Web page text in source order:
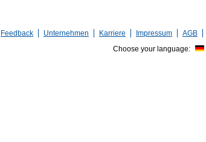
Feedback Unternehmen Karriere Impressum AGB
Choose your language: